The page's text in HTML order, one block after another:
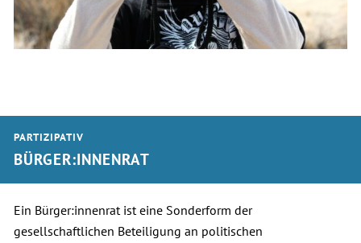
PARTIZIPATIV
BÜRGER:INNENRAT
Ein Bürger:innenrat ist eine Sonderform der
gesellschaftlichen Beteiligung an politischen